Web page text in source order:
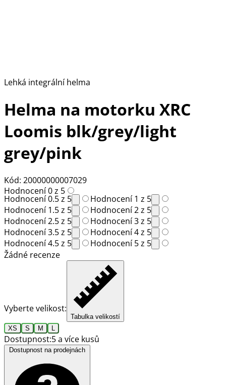
Lehká integrální helma
Helma na motorku XRC
Loomis blk/grey/light
grey/pink
Kód: 20000000007029
Hodnocení 0 z 5
Hodnocení 0.5 z 5
Hodnocení 1 z 5
Hodnocení 1.5 z 5
Hodnocení 2 z 5
Hodnocení 2.5 z 5
Hodnocení 3 z 5
Hodnocení 3.5 z 5
Hodnocení 4 z 5
Hodnocení 4.5 z 5
Hodnocení 5 z 5
Žádné recenze
Vyberte velikost:
Tabulka velikostí
XS
S M
Dostupnost:5 a více kusů